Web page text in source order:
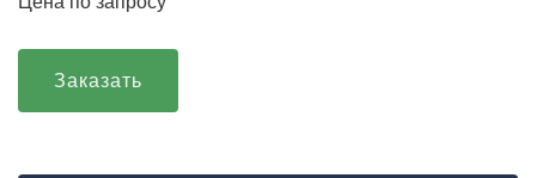
Заказать